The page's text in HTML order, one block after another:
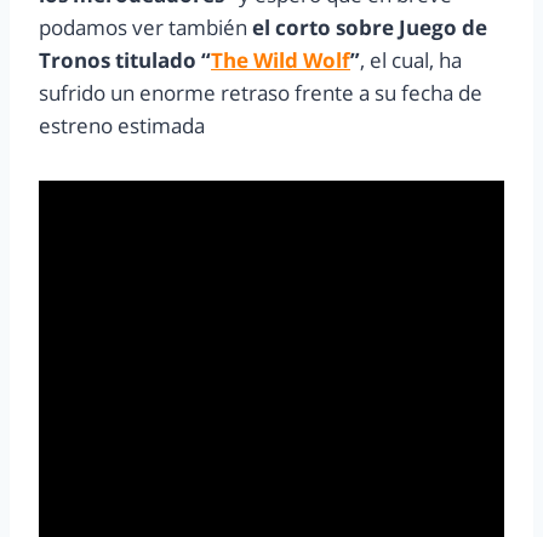
podamos ver también el corto sobre Juego de
Tronos titulado “The Wild Wolf”, el cual, ha
sufrido un enorme retraso frente a su fecha de
estreno estimada